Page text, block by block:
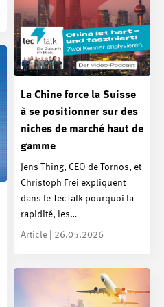
La Chine force la Suisse
à se positionner sur des
niches de marché haut de
gamme
Jens Thing, CEO de Tornos, et
Christoph Frei expliquent
dans le TecTalk pourquoi la
rapidité, les…
Article | 26.05.2026